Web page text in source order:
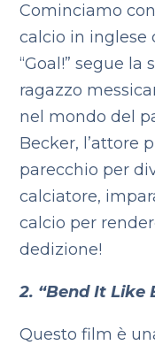
Cominciamo
calcio in inglese
“Goal!” segue
ragazzo
nel mondo del
Becker, l’attore
parecchio per
calciatore,
calcio per
dedizione!
2. “Bend It Like
Questo film è